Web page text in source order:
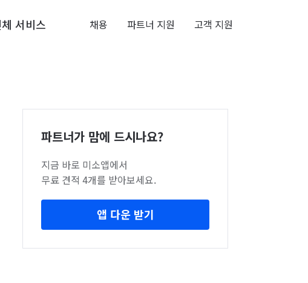
서비스 채용 파트너 지원 고객 지원
파트너가 맘에 드시나요?
지금 바로 미소앱에서
무료 견적 4개를 받아보세요.
앱 다운 받기